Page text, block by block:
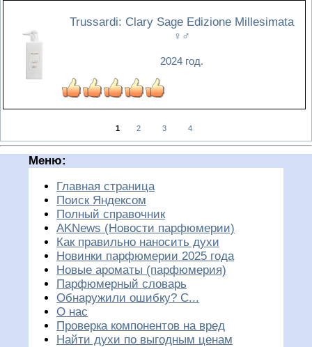
Trussardi: Clary Sage Edizione Millesimata
♀♂
2024 год.
1 2 3 4
Меню:
Главная страница
Поиск Яндексом
Полный справочник
AKNews (Новости парфюмерии)
Как правильно наносить духи
Новинки парфюмерии 2025 года
Новые ароматы (парфюмерия)
Парфюмерный словарь
Обнаружили ошибку? С...
О нас
Проверка компонентов на вред
Найти духи по выгодным ценам